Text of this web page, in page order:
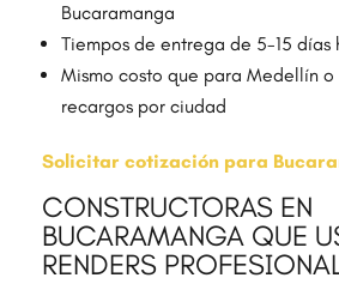
Bucaramanga
Tiempos de entrega de 5-15 días
Mismo costo que para Medellín
recargos por ciudad
Solicitar cotización para
CONSTRUCTORAS EN
BUCARAMANGA QUE
RENDERS